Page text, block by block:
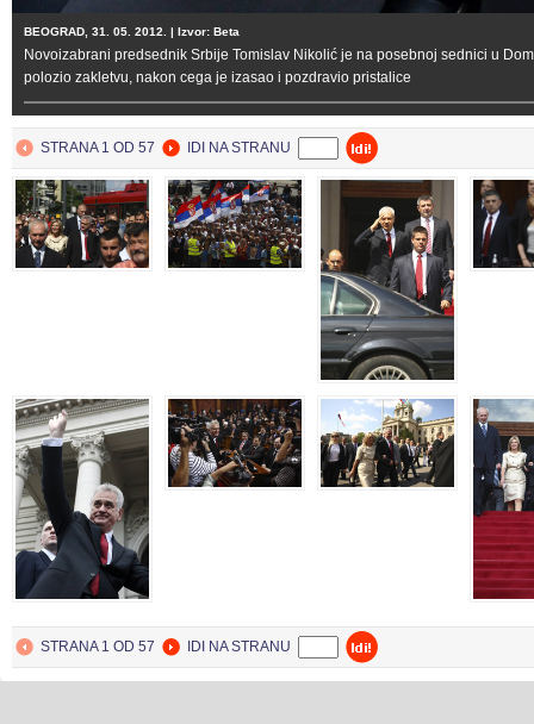
BEOGRAD, 31. 05. 2012. | Izvor: Beta
Novoizabrani predsednik Srbije Tomislav Nikolić je na posebnoj sednici u
polozio zakletvu, nakon cega je izasao i pozdravio pristalice
STRANA 1 OD 57 IDI NA STRANU
STRANA 1 OD 57 IDI NA STRANU